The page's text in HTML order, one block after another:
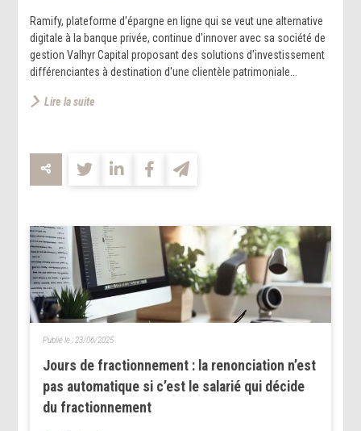
Ramify, plateforme d'épargne en ligne qui se veut une alternative
digitale à la banque privée, continue d'innover avec sa société de
gestion Valhyr Capital proposant des solutions d'investissement
différenciantes à destination d'une clientèle patrimoniale...
Lire la suite
Jours de fractionnement : la renonciation n’est
pas automatique si c’est le salarié qui décide
du fractionnement
Publié le : 23/06/2025